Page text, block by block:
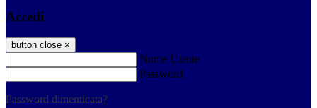
Accedi
button close ×
Nome Utente
Password
Password dimenticata?